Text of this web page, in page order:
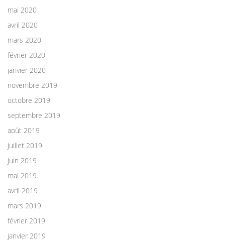
mai 2020
avril 2020
mars 2020
février 2020
janvier 2020
novembre 2019
octobre 2019
septembre 2019
août 2019
juillet 2019
juin 2019
mai 2019
avril 2019
mars 2019
février 2019
janvier 2019